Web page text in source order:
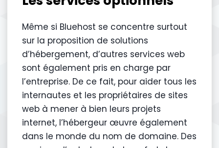
Même si Bluehost se concentre surtout
sur la proposition de solutions
d’hébergement, d’autres services web
sont également pris en charge par
l’entreprise. De ce fait, pour aider tous les
internautes et les propriétaires de sites
web à mener à bien leurs projets
internet, l’hébergeur œuvre également
dans le monde du nom de domaine. Des